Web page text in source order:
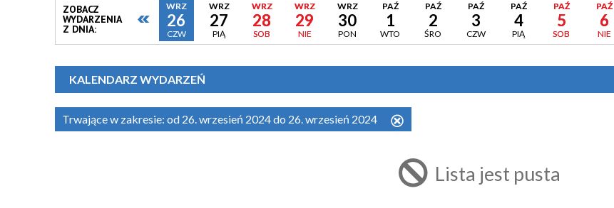
ZOBACZ
WYDARZENIA
Z DNIA:
WRZ
26
CZW
WRZ
27
PIĄ
WRZ
28
SOB
WRZ
29
NIE
WRZ
30
PON
PAŹ
1
WTO
PAŹ
2
ŚRO
PAŹ
3
CZW
PAŹ
4
PIĄ
PAŹ
5
SOB
PAŹ
6
NIE
KALENDARZ WYDARZEŃ
Trwające w zakresie: od 26. wrzesień 2024 do 26. wrzesień 2024
filtr
Lista jest pusta